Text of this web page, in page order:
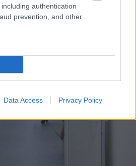
authentication
prevention, and other
Data Access Privacy Policy